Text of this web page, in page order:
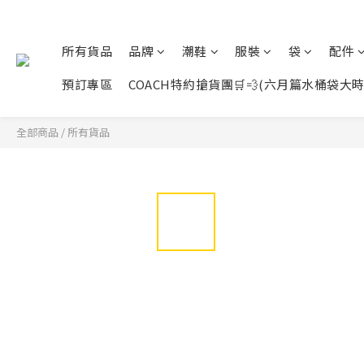
所有貨品 品牌 潮鞋 服裝 袋
配件
預訂專區
COACH特約搶貨團🛒💨(六月篇水桶袋大時
全部商品 / 所有貨品